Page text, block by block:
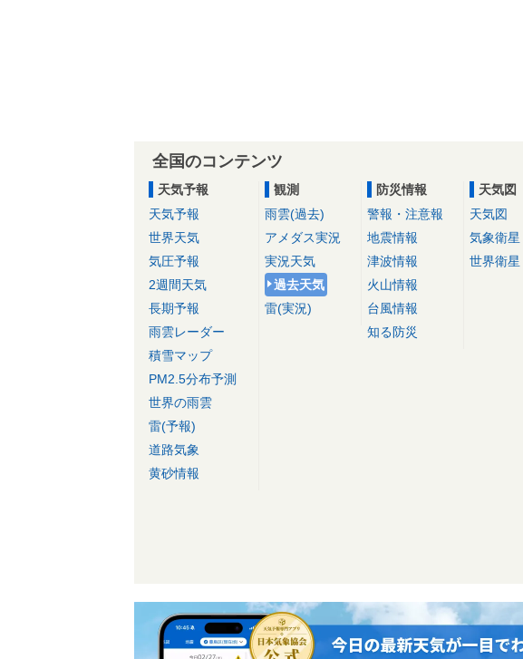
全国のコンテンツ
天気予報
天気予報
世界天気
気圧予報
2週間天気
長期予報
雨雲レーダー
積雪マップ
PM2.5分布予測
世界の雨雲
雷(予報)
道路気象
黄砂情報
観測
雨雲(過去)
アメダス実況
実況天気
過去天気
雷(実況)
防災情報
警報・注意報
地震情報
津波情報
火山情報
台風情報
知る防災
天気図
天気図
気象衛星
世界衛星